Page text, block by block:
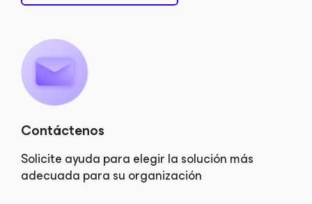
Contáctenos
Solicite ayuda para elegir la solución más
adecuada para su organización